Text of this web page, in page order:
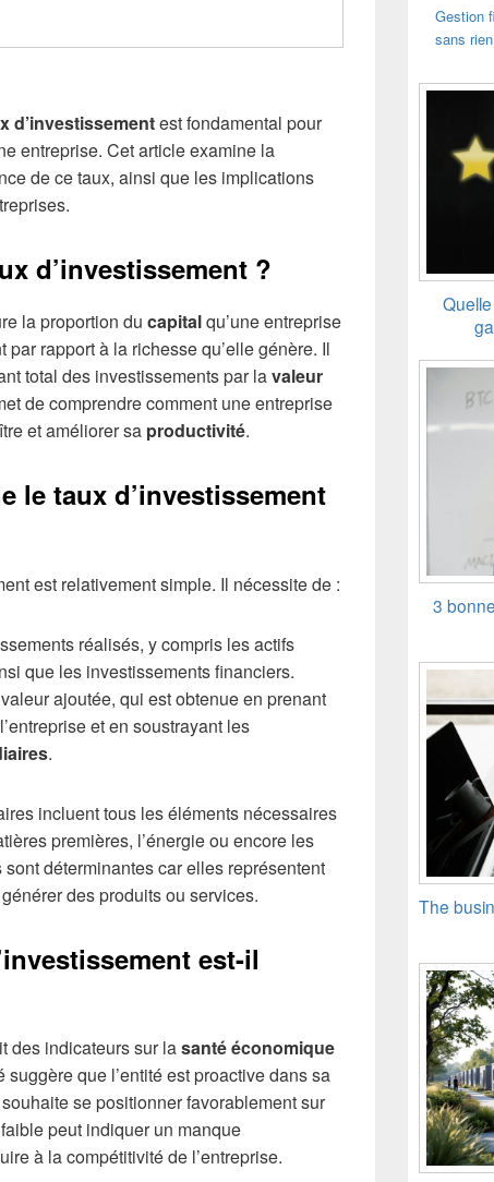
d’investissementest fondamental pour
entreprise. Cet article examine la
de ce taux, ainsi que les implications
d’investissement ?
la proportion du capitalqu’une entreprise
rapport à la richesse qu’elle génère. Il
total des investissements par lavaleur
de comprendre comment une entreprise
et améliorer sa productivité.
le taux d’investissement
est relativement simple. Il nécessite de :
réalisés, y compris les actifs
que les investissements financiers.
ajoutée, qui est obtenue en prenant
et en soustrayant les
.
incluent tous les éléments nécessaires
premières, l’énergie ou encore les
déterminantes car elles représentent
des produits ou services.
est-il
des indicateurs sur lasanté économique
suggère que l’entité est proactive dans sa
se positionner favorablement sur
peut indiquer un manque
à la compétitivité de l’entreprise.
Gestion
sans
3
The